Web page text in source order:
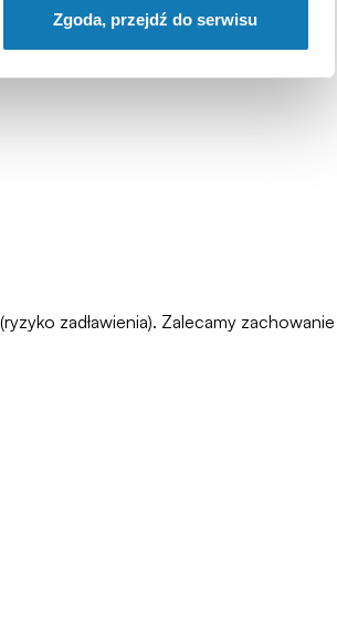
Zgoda, przejdź do serwisu
zadławienia). Zalecamy